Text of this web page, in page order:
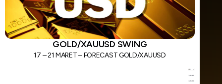
GOLD/XAUUSD SWING
17 – 21 MARET – FORECAST GOLD/XAUUSD